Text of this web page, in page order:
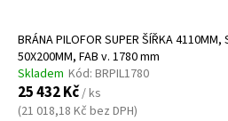
BRÁNA PILOFOR SUPER ŠÍŘKA 4110MM,
50X200MM, FAB v. 1780 mm
Skladem Kód: BRPIL1780
25 432 Kč/ ks
(21 018,18 Kč bez DPH)